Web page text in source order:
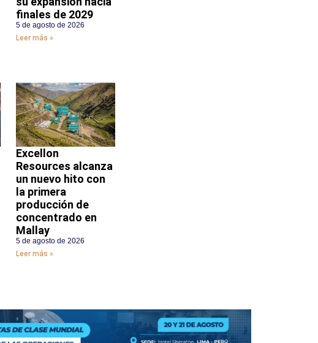
finales de 2029
5 de agosto de 2026
Leer más »
Excellon
Resources alcanza
un nuevo hito con
la primera
producción de
concentrado en
Mallay
5 de agosto de 2026
Leer más »